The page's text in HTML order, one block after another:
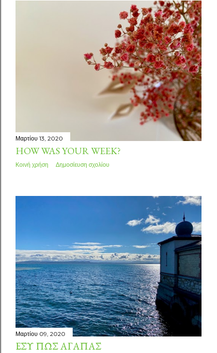
Μαρτίου 13, 2020
HOW WAS YOUR WEEK?
Κοινή χρήση Δημοσίευση σχολίου
Μαρτίου 09, 2020
ΕΣΎ ΠΏΣ ΑΓΑΠΆΣ